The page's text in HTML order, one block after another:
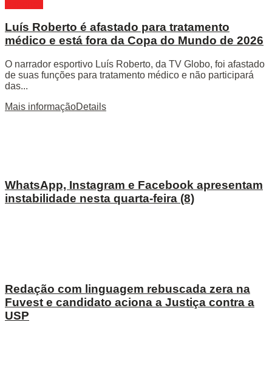
Luís Roberto é afastado para tratamento
médico e está fora da Copa do Mundo de 2026
O narrador esportivo Luís Roberto, da TV Globo, foi afastado
de suas funções para tratamento médico e não participará
das...
Mais informaçãoDetails
WhatsApp, Instagram e Facebook apresentam
instabilidade nesta quarta-feira (8)
Redação com linguagem rebuscada zera na
Fuvest e candidato aciona a Justiça contra a
USP